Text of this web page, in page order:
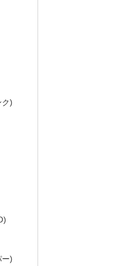
ク)
ー)